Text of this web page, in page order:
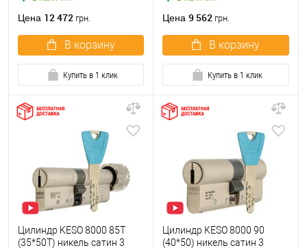
Цена 12 472 грн.
В корзину
Купить в 1 клик
Цена 9 562 грн.
В корзину
Купить в 1 клик
Цилиндр KESO 8000 85T
(35*50T) никель сатин 3
Цилиндр KESO 8000 90
(40*50) никель сатин 3